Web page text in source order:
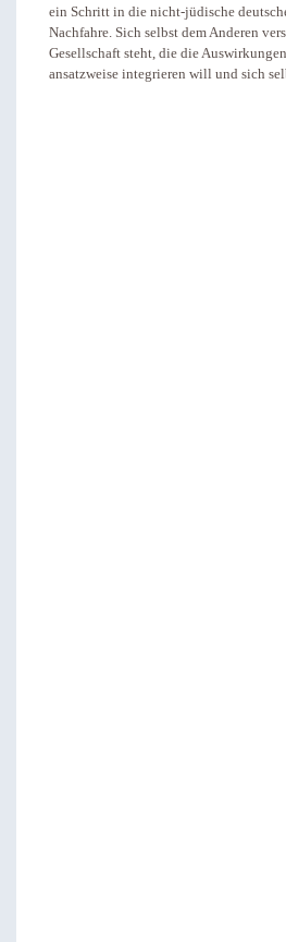
ein Schritt in die nicht-jüdische
Nachfahre. Sich selbst dem Anderen
Gesellschaft steht, die die
ansatzweise integrieren will und sich